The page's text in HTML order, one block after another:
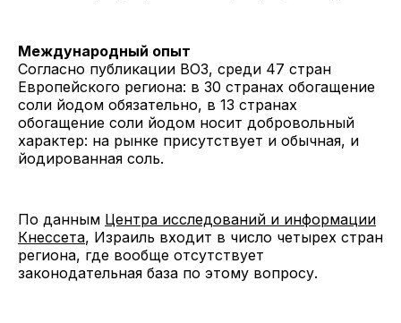
Международный опыт
Согласно публикации ВОЗ, среди 47 стран
Европейского региона: в 30 странах обогащение
соли йодом обязательно, в 13 странах
обогащение соли йодом носит добровольный
характер: на рынке присутствует и обычная, и
йодированная соль.
По данным Центра исследований и информации
Кнессета, Израиль входит в число четырех стран
региона, где вообще отсутствует
законодательная база по этому вопросу.